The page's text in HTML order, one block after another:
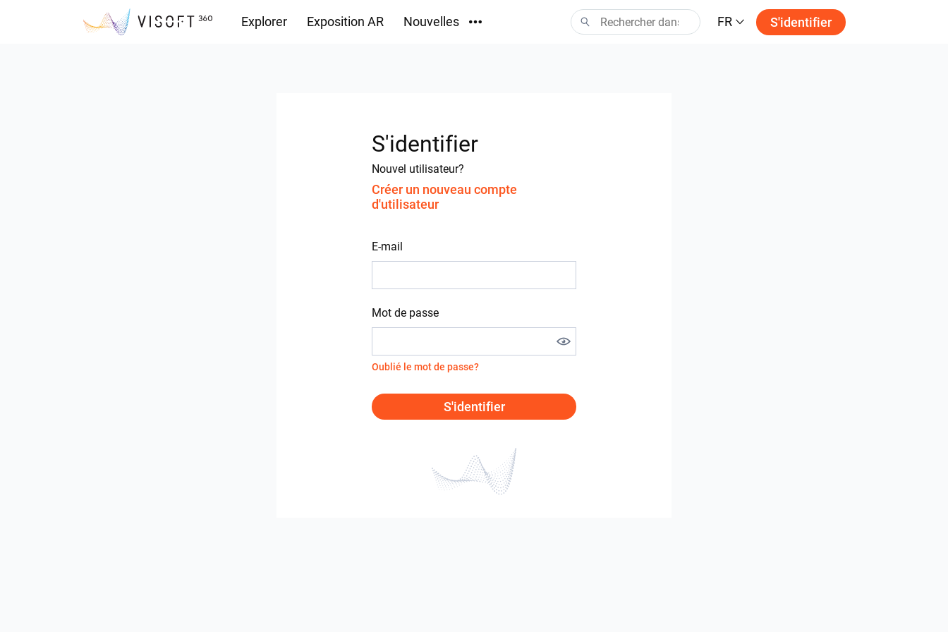
Explorer Exposition AR Nouvelles FR S'identifier
S'identifier
Nouvel utilisateur?
Créer un nouveau compte
d'utilisateur
E-mail
Mot de passe
Oublié le mot de passe?
S'identifier